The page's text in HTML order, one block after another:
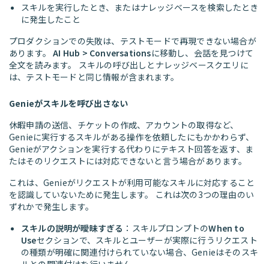
スキルを実行したとき、またはナレッジベースを検索したとき
に発生したこと
プロダクションでの失敗は、テストモードで再現できない場合が
あります。AI Hub > Conversationsに移動し、会話を見つけて
全文を読みます。 スキルの呼び出しとナレッジベースクエリに
は、テストモードと同じ情報が含まれます。
Genieがスキルを呼び出さない
休暇申請の送信、チケットの作成、アカウントの取得など、
Genieに実行するスキルがある操作を依頼したにもかかわらず、
Genieがアクションを実行する代わりにテキスト回答を返す、ま
たはそのリクエストには対応できないと言う場合があります。
これは、Genieがリクエストが利用可能なスキルに対応すること
を認識していないために発生します。 これは次の3つの理由のい
ずれかで発生します。
スキルの説明が曖昧すぎる ：スキルプロンプトのWhen to
Useセクションで、スキルとユーザーが実際に行うリクエスト
の種類が明確に関連付けられていない場合、Genieはそのスキ